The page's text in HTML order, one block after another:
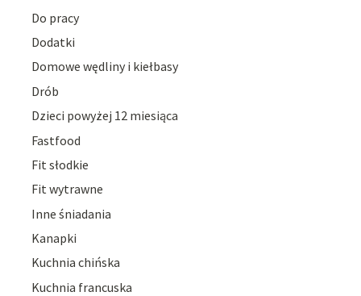
Do pracy
Dodatki
Domowe wędliny i kiełbasy
Drób
Dzieci powyżej 12 miesiąca
Fastfood
Fit słodkie
Fit wytrawne
Inne śniadania
Kanapki
Kuchnia chińska
Kuchnia francuska